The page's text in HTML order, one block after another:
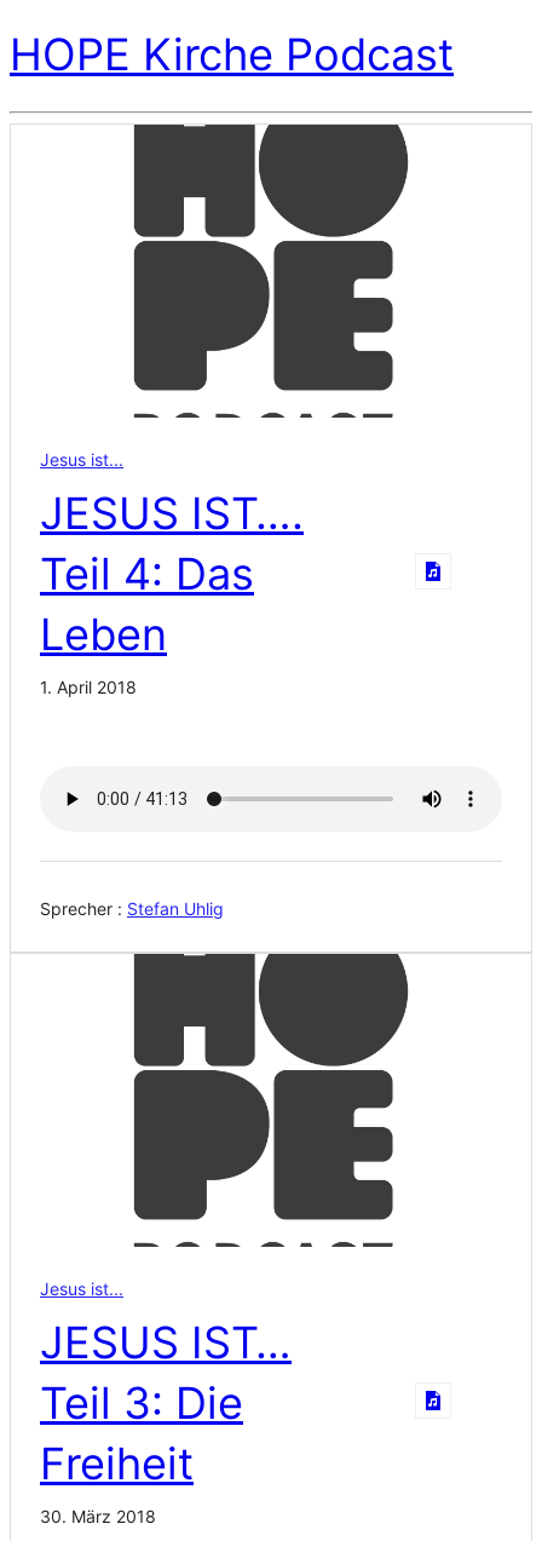
HOPE Kirche Podcast
Jesus ist...
JESUS IST….
Teil 4: Das
Leben
1. April 2018
Sprecher : Stefan Uhlig
Jesus ist...
JESUS IST…
Teil 3: Die
Freiheit
30. März 2018